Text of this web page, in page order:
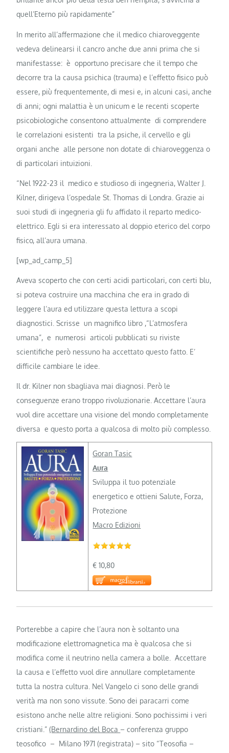
quell’Eterno più rapidamente”
In merito all’affermazione che il medico chiaroveggente
vedeva delinearsi il cancro anche due anni prima che si
manifestasse: è opportuno precisare che il tempo che
decorre tra la causa psichica (trauma) e l’effetto fisico può
essere, più frequentemente, di mesi e, in alcuni casi, anche
di anni; ogni malattia è un unicum e le recenti scoperte
psicobiologiche consentono attualmente di comprendere
le correlazioni esistenti tra la psiche, il cervello e gli
organi anche alle persone non dotate di chiaroveggenza o
di particolari intuizioni.
“Nel 1922-23 il medico e studioso di ingegneria, Walter J.
Kilner, dirigeva l’ospedale St. Thomas di Londra. Grazie ai
suoi studi di ingegneria gli fu affidato il reparto medico-
elettrico. Egli si era interessato al doppio eterico del corpo
fisico, all’aura umana.
[wp_ad_camp_5]
Aveva scoperto che con certi acidi particolari, con certi blu,
si poteva costruire una macchina che era in grado di
leggere l’aura ed utilizzare questa lettura a scopi
diagnostici. Scrisse un magnifico libro ,“L’atmosfera
umana”, e numerosi articoli pubblicati su riviste
scientifiche però nessuno ha accettato questo fatto. E’
difficile cambiare le idee.
Il dr. Kilner non sbagliava mai diagnosi. Però le
conseguenze erano troppo rivoluzionarie. Accettare l’aura
vuol dire accettare una visione del mondo completamente
diversa e questo porta a qualcosa di molto più complesso.
Goran Tasic
Aura
Sviluppa il tuo potenziale
energetico e ottieni Salute, Forza,
Protezione
Macro Edizioni
€ 10,80
Porterebbe a capire che l’aura non è soltanto una
modificazione elettromagnetica ma è qualcosa che si
modifica come il neutrino nella camera a bolle. Accettare
la causa e l’effetto vuol dire annullare completamente
tutta la nostra cultura. Nel Vangelo ci sono delle grandi
verità ma non sono vissute. Sono dei paracarri come
esistono anche nelle altre religioni. Sono pochissimi i veri
cristiani.”(Bernardino del Boca – conferenza gruppo
teosofico – Milano 1971 (registrata) – sito “Teosofia –